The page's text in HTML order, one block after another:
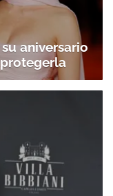
aniversario